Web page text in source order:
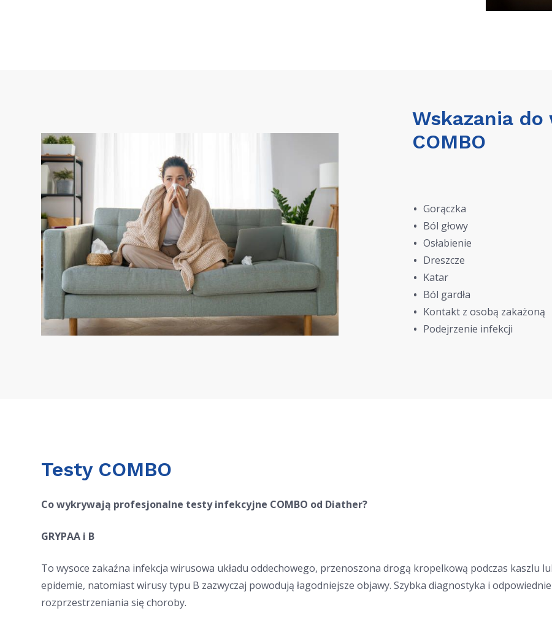
Wskazania
COMBO
Gorączka
Ból głowy
Osłabienie
Dreszcze
Katar
Ból gardła
Kontakt z osobą zakażoną
Podejrzenie infekcji
Testy COMBO
Co wykrywają profesjonalne testy infekcyjne COMBO od Diather?
GRYPAA i B
To wysoce zakaźna infekcja wirusowa układu oddechowego, przenoszona drogą kropelkową podczas kaszlu
epidemie, natomiast wirusy typu B zazwyczaj powodują łagodniejsze objawy. Szybka diagnostyka i
rozprzestrzeniania się choroby.